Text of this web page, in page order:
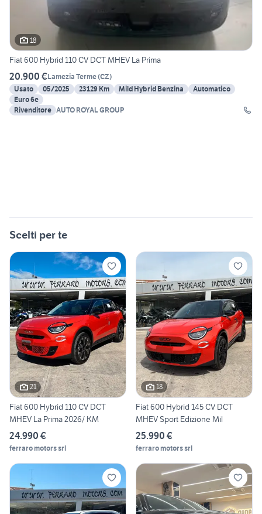
18
Fiat 600 Hybrid 110 CV DCT MHEV La Prima
20.900 €Lamezia Terme(CZ)
Usato
05/2025 23129 Km Mild Hybrid Benzina
Automatico
Euro 6e
Rivenditore AUTO ROYAL GROUP
Scelti per te
21
Fiat 600 Hybrid 110 CV DCT
MHEV La Prima 2026/ KM
24.990 €
ferraro motors srl
18
Fiat 600 Hybrid 145 CV DCT
MHEV Sport Edizione Mil
25.990 €
ferraro motors srl